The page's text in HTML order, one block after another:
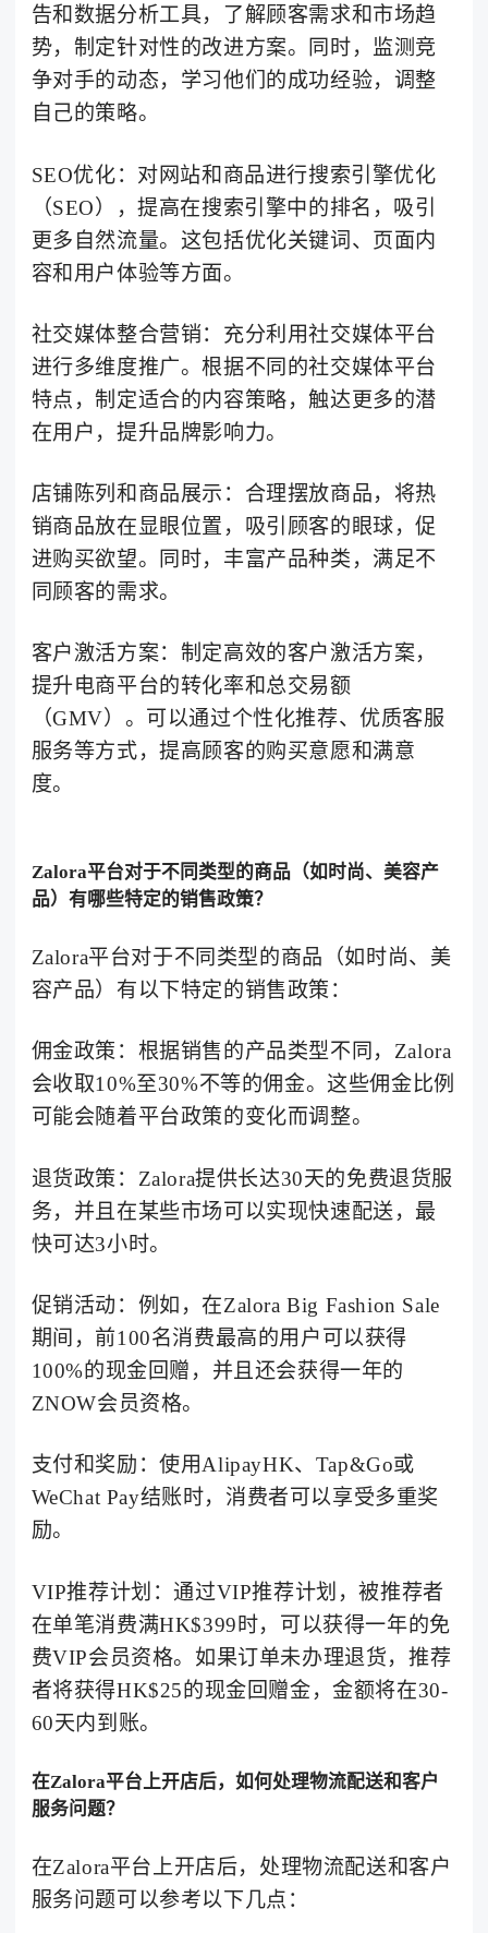
告和数据分析工具，了解顾客需求和市场趋
势，制定针对性的改进方案。同时，监测竞
争对手的动态，学习他们的成功经验，调整
自己的策略。
SEO优化：对网站和商品进行搜索引擎优化
（SEO），提高在搜索引擎中的排名，吸引
更多自然流量。这包括优化关键词、页面内
容和用户体验等方面。
社交媒体整合营销：充分利用社交媒体平台
进行多维度推广。根据不同的社交媒体平台
特点，制定适合的内容策略，触达更多的潜
在用户，提升品牌影响力。
店铺陈列和商品展示：合理摆放商品，将热
销商品放在显眼位置，吸引顾客的眼球，促
进购买欲望。同时，丰富产品种类，满足不
同顾客的需求。
客户激活方案：制定高效的客户激活方案，
提升电商平台的转化率和总交易额
（GMV）。可以通过个性化推荐、优质客服
服务等方式，提高顾客的购买意愿和满意
度。
Zalora平台对于不同类型的商品（如时尚、美容产
品）有哪些特定的销售政策？
Zalora平台对于不同类型的商品（如时尚、美
容产品）有以下特定的销售政策：
佣金政策：根据销售的产品类型不同，Zalora
会收取10%至30%不等的佣金。这些佣金比例
可能会随着平台政策的变化而调整。
退货政策：Zalora提供长达30天的免费退货服
务，并且在某些市场可以实现快速配送，最
快可达3小时。
促销活动：例如，在Zalora Big Fashion Sale
期间，前100名消费最高的用户可以获得
100%的现金回赠，并且还会获得一年的
ZNOW会员资格。
支付和奖励：使用AlipayHK、Tap&Go或
WeChat Pay结账时，消费者可以享受多重奖
励。
VIP推荐计划：通过VIP推荐计划，被推荐者
在单笔消费满HK$399时，可以获得一年的免
费VIP会员资格。如果订单未办理退货，推荐
者将获得HK$25的现金回赠金，金额将在30-
60天内到账。
在Zalora平台上开店后，如何处理物流配送和客户
服务问题？
在Zalora平台上开店后，处理物流配送和客户
服务问题可以参考以下几点：